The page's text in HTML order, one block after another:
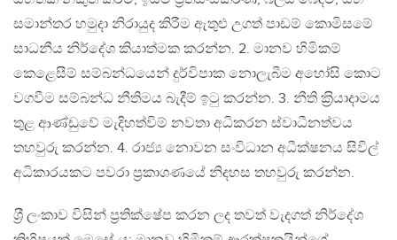
සමාන්තර හමුදා නිරායුද කිරීම ඇතුළු උගත් පාඩම් කොමිසමේ
සාධනීය නිර්දේශ කියාත්මක කරන්න. 2. මානව හිමිකම්
කෙළෙසීම් සම්බන්ධයෙන් දුර්විපාක නොලැබීම අහෝසි කොට
වගවීම සම්බන්ධ නීතිමය බැදීම් ඉටු කරන්න. 3. නීති ක‍්‍රියාදාමය
තුළ ආණ්ඩුවේ මැදිහත්විම් නවතා අධිකරන ස්වාධීනත්වය
තහවුරු කරන්න. 4. රාජ්‍ය නොවන සංවිධාන අධීක්ෂනය සිවිල්
අධිකාරයකට පවරා ප‍්‍රකාශණයේ නිදහස තහවුරු කරන්න.
ශ‍්‍රී ලංකාව විසින් ප‍්‍රතික්ෂේප කරන ලද තවත් වැදගත් නිර්දේශ